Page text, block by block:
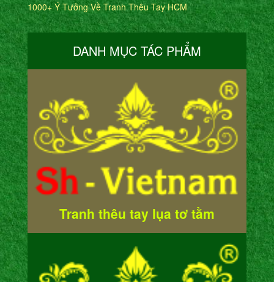
1000+ Ý Tưởng Về Tranh Thêu Tay HCM
DANH MỤC TÁC PHẨM
Tranh thêu tay lụa tơ tằm